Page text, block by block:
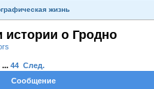
жизнь
о Гродно
... 44 След.
Сообщение